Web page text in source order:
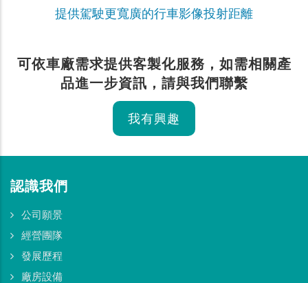
提供駕駛更寬廣的行車影像投射距離
可依車廠需求提供客製化服務，如需相關產
品進一步資訊，請與我們聯繫
我有興趣
認識我們
公司願景
經營團隊
發展歷程
廠房設備